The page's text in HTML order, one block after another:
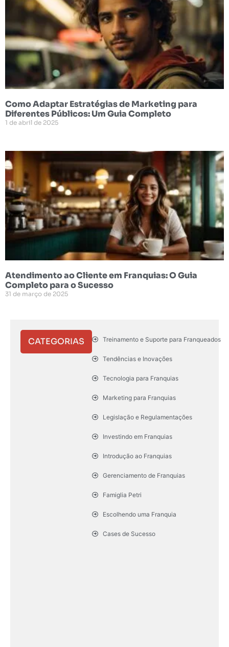
Como Adaptar Estratégias de Marketing para
Diferentes Públicos: Um Guia Completo
1 de abril de 2025
Atendimento ao Cliente em Franquias: O Guia
Completo para o Sucesso
31 de março de 2025
CATEGORIAS Treinamento e Suporte para Franqueados
Tendências e Inovações
Tecnologia para Franquias
Marketing para Franquias
Legislação e Regulamentações
Investindo em Franquias
Introdução ao Franquias
Gerenciamento de Franquias
Famiglia Petri
Escolhendo uma Franquia
Cases de Sucesso